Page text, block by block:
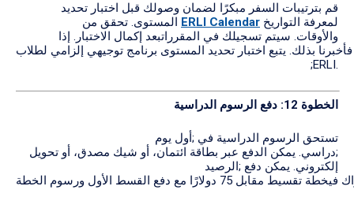
قم بترتيبات السفر مبكرًا لضمان وصولك قبل اختبار تحديد
ERLI Calendar
والأوقات. سيتم تسجيلك في المقرراتبعد إكمال الاختبار. إذا
بذلك. يتبع اختبار تحديد المستوى برنامج توجيهي إلزامي لطلاب
;ERLI.
الخطوة 12: دفع الرسوم الدراسية
تستحق الرسوم الدراسية في ;أول يوم
;دراسي. يمكن الدفع عبر بطاقة ائتمان، أو شيك مصدق، أو تحويل
إلكتروني. يمكن دفع ;الرصيد